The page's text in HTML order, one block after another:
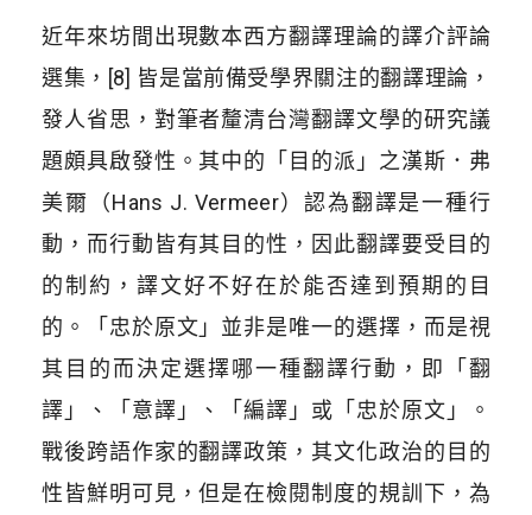
近年來坊間出現數本西方翻譯理論的譯介評論
選集，[8] 皆是當前備受學界關注的翻譯理論，
發人省思，對筆者釐清台灣翻譯文學的研究議
題頗具啟發性。其中的「目的派」之漢斯．弗
美爾（Hans J. Vermeer）認為翻譯是一種行
動，而行動皆有其目的性，因此翻譯要受目的
的制約，譯文好不好在於能否達到預期的目
的。「忠於原文」並非是唯一的選擇，而是視
其目的而決定選擇哪一種翻譯行動，即「翻
譯」、「意譯」、「編譯」或「忠於原文」。
戰後跨語作家的翻譯政策，其文化政治的目的
性皆鮮明可見，但是在檢閱制度的規訓下，為